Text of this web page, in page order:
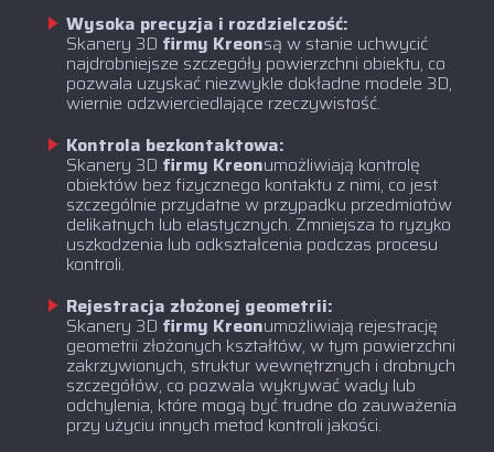
Wysoka precyzja i rozdzielczość:
‍Skanery 3D firmy Kreonsą w stanie uchwycić
najdrobniejsze szczegóły powierzchni obiektu, co
pozwala uzyskać niezwykle dokładne modele 3D,
wiernie odzwierciedlające rzeczywistość.
Kontrola bezkontaktowa:
‍Skanery 3D firmy Kreonumożliwiają kontrolę
obiektów bez fizycznego kontaktu z nimi, co jest
szczególnie przydatne w przypadku przedmiotów
delikatnych lub elastycznych. Zmniejsza to ryzyko
uszkodzenia lub odkształcenia podczas procesu
kontroli.
Rejestracja złożonej geometrii:
‍Skanery 3D firmy Kreonumożliwiają rejestrację
geometrii złożonych kształtów, w tym powierzchni
zakrzywionych, struktur wewnętrznych i drobnych
szczegółów, co pozwala wykrywać wady lub
odchylenia, które mogą być trudne do zauważenia
przy użyciu innych metod kontroli jakości.